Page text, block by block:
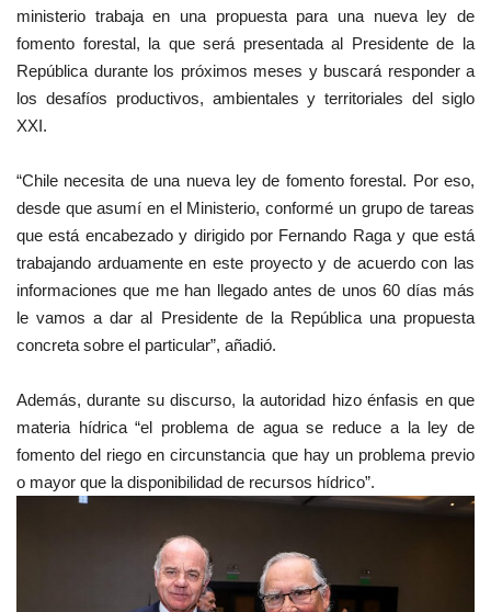
ministerio trabaja en una propuesta para una nueva ley de
fomento forestal, la que será presentada al Presidente de la
República durante los próximos meses y buscará responder a
los desafíos productivos, ambientales y territoriales del siglo
XXI.
“Chile necesita de una nueva ley de fomento forestal. Por eso,
desde que asumí en el Ministerio, conformé un grupo de tareas
que está encabezado y dirigido por Fernando Raga y que está
trabajando arduamente en este proyecto y de acuerdo con las
informaciones que me han llegado antes de unos 60 días más
le vamos a dar al Presidente de la República una propuesta
concreta sobre el particular”, añadió.
Además, durante su discurso, la autoridad hizo énfasis en que
materia hídrica “el problema de agua se reduce a la ley de
fomento del riego en circunstancia que hay un problema previo
o mayor que la disponibilidad de recursos hídrico”.